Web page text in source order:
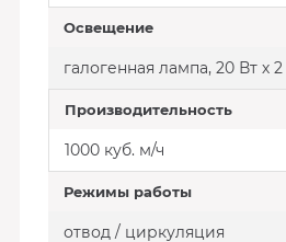
Освещение
галогенная лампа, 20 Вт х 2
Производительность
1000 куб. м/ч
Режимы работы
отвод / циркуляция